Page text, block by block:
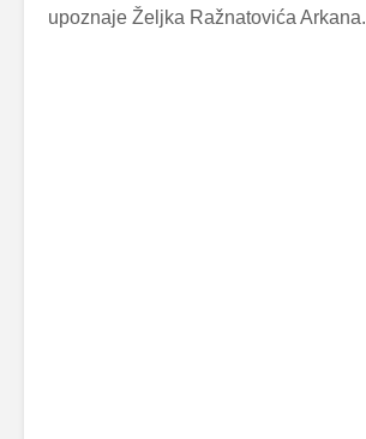
upoznaje Željka Ražnatovića Arkana.